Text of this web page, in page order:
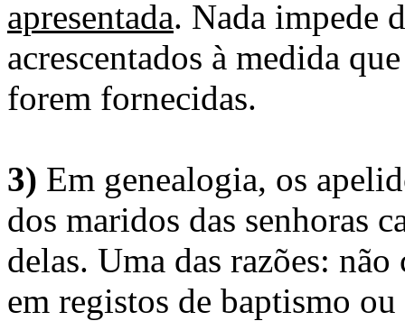
apresentada. Nada impede
acrescentados à medida
forem fornecidas.
3) Em genealogia, os
dos maridos das senhoras
delas. Uma das razões:
em registos de baptismo